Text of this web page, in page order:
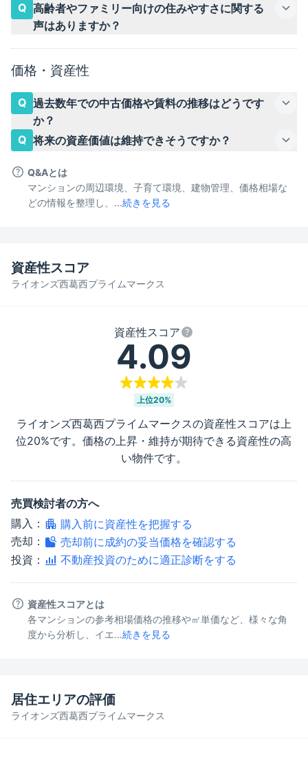
Q 高齢者やファミリー向けの住みやすさに関する
声はありますか？
価格・資産性
Q 過去数年での中古価格や賃料の推移はどうです
か？
Q 将来の資産価値は維持できそうですか？
Q&Aとは
マンションの周辺環境、子育て環境、建物管理、価格相場な
どの情報を整理し、...続きを見る
ライオンズ西葛西プライムマークス
資産性スコア
資産性スコア
4.09
上位20%
ライオンズ西葛西プライムマークスの資産性スコアは上
位20%です。価格の上昇・維持が期待できる資産性の高
い物件です。
売買検討者の方へ
購入：
購入前に資産性を把握する
売却：
売却前に成約の妥当価格を確認する
投資：
不動産投資のために適正診断をする
資産性スコアとは
各マンションの参考相場価格の推移や㎡単価など、様々な角
度から分析し、イエ...続きを見る
ライオンズ西葛西プライムマークス
居住エリアの評価